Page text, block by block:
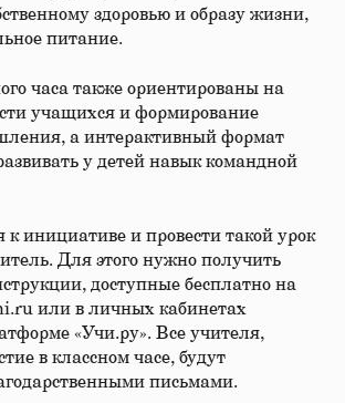
здоровью и образу жизни,
питание.
часа также ориентированы на
учащихся и формирование
а интерактивный формат
у детей навык командной
к инициативе и провести такой урок
Для этого нужно получить
доступные бесплатно на
или в личных кабинетах
«Учи.ру». Все учителя,
в классном часе, будут
письмами.